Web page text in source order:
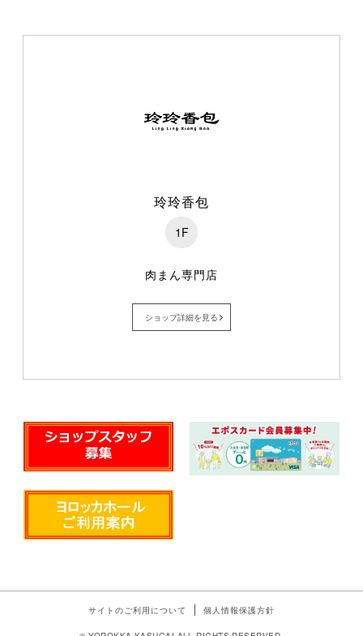
玲玲香包
1F
肉まん専門店
ショップ詳細を見る
サイトのご利用について 個人情報保護方針